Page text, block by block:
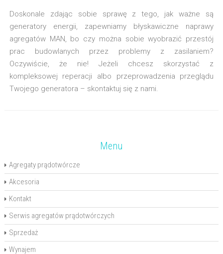
Doskonale zdając sobie sprawę z tego, jak ważne są
generatory energii, zapewniamy błyskawiczne naprawy
agregatów MAN, bo czy można sobie wyobrazić przestój
prac budowlanych przez problemy z zasilaniem?
Oczywiście, że nie! Jeżeli chcesz skorzystać z
kompleksowej reperacji albo przeprowadzenia przeglądu
Twojego generatora – skontaktuj się z nami.
Menu
Agregaty prądotwórcze
Akcesoria
Kontakt
Serwis agregatów prądotwórczych
Sprzedaż
Wynajem